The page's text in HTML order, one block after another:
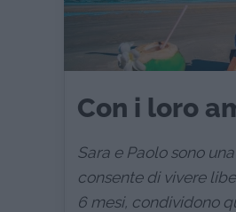
Con i loro
Sara e Paolo sono
consente di vivere
6 mesi, condividono